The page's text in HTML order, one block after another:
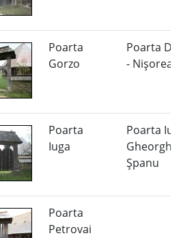
Poarta
Gorzo
Poarta
-
Poarta
Iuga
Poarta
Gheorghe
Şpanu
Poarta
Petrovai